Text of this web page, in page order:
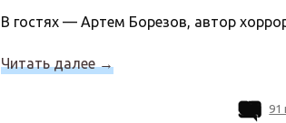
В гостях — Артем Борезов, автор
Читать далее→
91